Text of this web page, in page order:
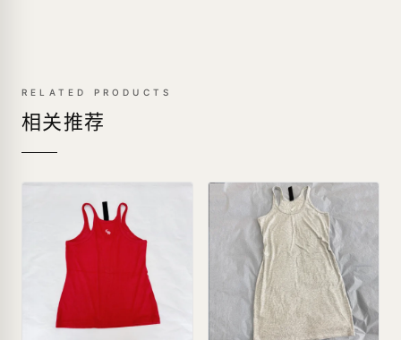
RELATED PRODUCTS
相关推荐